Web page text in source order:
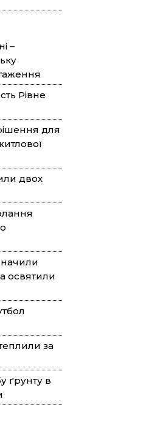
–
Рівне
для
двох
освятили
за
ґрунту в